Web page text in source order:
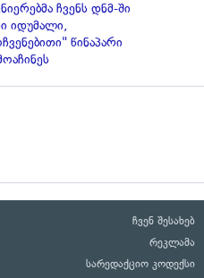
ჩვენს დნმ-ში
იდუმალი,
წინაპარი
ჩვენ შესახებ
რეკლამა
სარედაქციო კოდექსი